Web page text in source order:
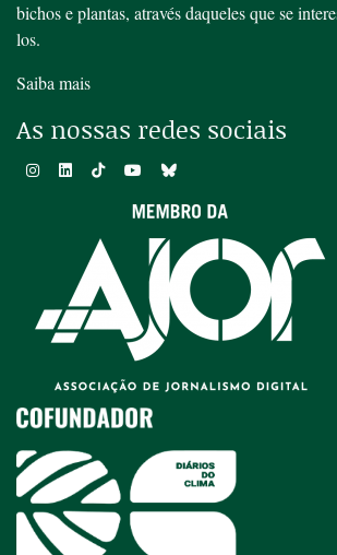
bichos e plantas, através daqueles que se
los.
Saiba mais
As nossas redes sociais